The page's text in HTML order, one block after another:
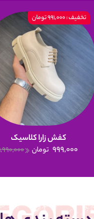
تخفیف : 991,000 تومان
کفش زارا کلاسیک
999,000 تومان